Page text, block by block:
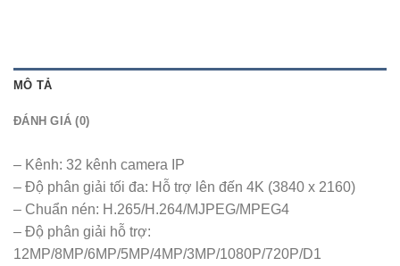
MÔ TẢ
ĐÁNH GIÁ (0)
– Kênh: 32 kênh camera IP
– Độ phân giải tối đa: Hỗ trợ lên đến 4K (3840 x 2160)
– Chuẩn nén: H.265/H.264/MJPEG/MPEG4
– Độ phân giải hỗ trợ:
12MP/8MP/6MP/5MP/4MP/3MP/1080P/720P/D1